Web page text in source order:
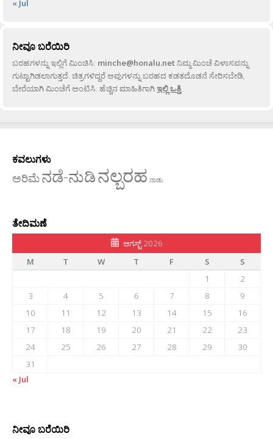
« Jul
ನೀವೂ ಬರೆಯಿರಿ
ಬರಹಗಳನ್ನು ಇಲ್ಲಿಗೆ ಮಿಂಚಿಸಿ: minche@honalu.netನಿಮ್ಮ ಮಿಂಚೆ ವಿಳಾಸವನ್ನು
ಗುಟ್ಟಾಗಿಡಲಾಗುತ್ತದೆ. ಚಿತ್ರಗಳಿದ್ದರೆ ಅವುಗಳನ್ನು ಬರಹದ ಕಡತದೊಡನೆ ಸೇರಿಸಬೇಡಿ,
ಬೇರೆಯಾಗಿ ಮಿಂಚೆಗೆ ಅಂಟಿಸಿ. ಹೆಚ್ಚಿನ ಮಾಹಿತಿಗಾಗಿಇಲ್ಲಿ ಒತ್ತಿ.
ಕವಲುಗಳು
ಅರಿಮೆನಡೆ-ನುಡಿನಲ್ಬರಹ ನಾಡು
ತೇದಿಮಣೆ
ಆಗಸ್ಟ್ 2026
M
T W T F S
S
1
2
3
4 5 6 7 8
9
10
11 12 13 14 15
16
17
18 19 20 21 22
23
24
25 26 27 28 29
30
31
« Jul
ನೀವೂ ಬರೆಯಿರಿ